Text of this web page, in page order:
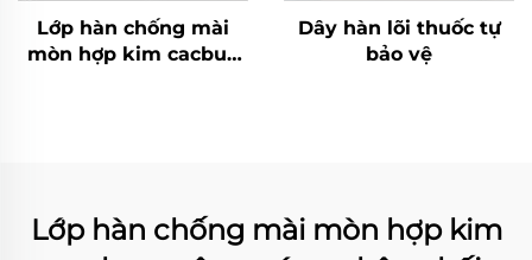
Lớp hàn chống mài
mòn hợp kim cacbua
Dây hàn lõi thuốc tự
bảo vệ
Lớp hàn chống mài mòn hợp kim